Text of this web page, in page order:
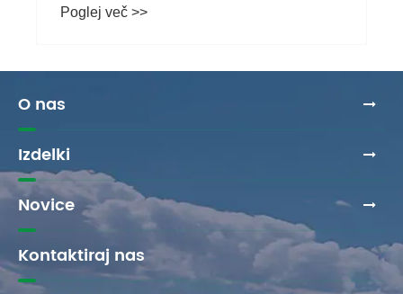
Poglej več >>
O nas
Izdelki
Novice
Kontaktiraj nas